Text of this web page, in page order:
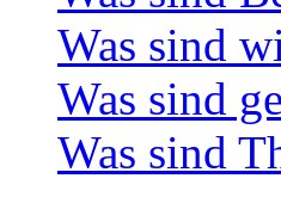
Was sind
Was sind
Was sind